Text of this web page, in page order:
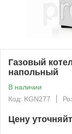
Газовый
напольный
В наличии
Код: KGN277
Цену